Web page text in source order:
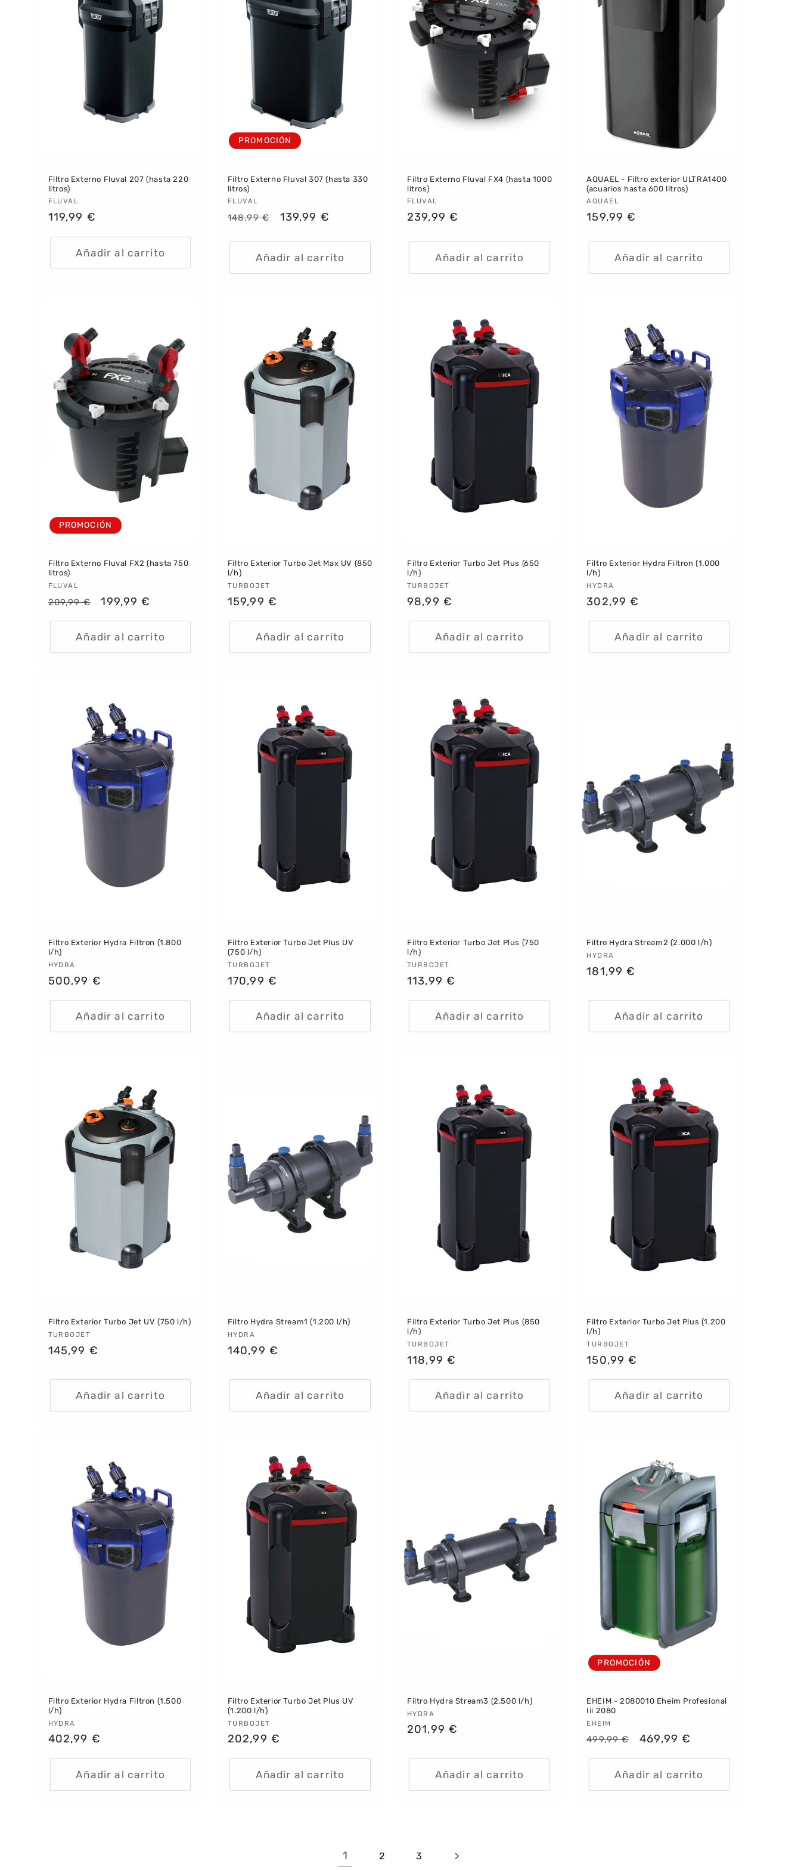
Filtro Externo Fluval 207 (hasta 220
litros)
Proveedor:
FLUVAL
Precio
119,99 €
Añadir al carrito
PROMOCIÓN
Filtro Externo Fluval 307 (hasta 330
litros)
Proveedor:
FLUVAL
Precio
148,99 €
Precio
139,99 €
Añadir al carrito
Filtro Externo Fluval FX4 (hasta 1000
litros)
Proveedor:
FLUVAL
Precio
239,99 €
Añadir al carrito
AQUAEL - Filtro exterior ULTRA1400
(acuarios hasta 600 litros)
Proveedor:
AQUAEL
Precio
159,99 €
Añadir al carrito
PROMOCIÓN
Filtro Externo Fluval FX2 (hasta 750
litros)
Proveedor:
FLUVAL
Precio
209,99 €
Precio
oferta
199,99 €
Añadir al carrito
Filtro Exterior Turbo Jet Max UV (850
l/h)
Proveedor:
TURBOJET
Precio
159,99 €
Añadir al carrito
Filtro Exterior Turbo Jet Plus (650
l/h)
Proveedor:
TURBOJET
Precio
98,99 €
Añadir al carrito
Filtro Exterior Hydra Filtron (1.000
l/h)
Proveedor:
HYDRA
Precio
302,99 €
Añadir al carrito
Filtro Exterior Hydra Filtron (1.800
l/h)
Proveedor:
HYDRA
Precio
500,99 €
Añadir al carrito
Filtro Exterior Turbo Jet Plus UV
(750 l/h)
Proveedor:
TURBOJET
Precio
170,99 €
Añadir al carrito
Filtro Exterior Turbo Jet Plus (750
l/h)
Proveedor:
TURBOJET
Precio
113,99 €
Añadir al carrito
Filtro Hydra Stream2 (2.000 l/h)
Proveedor:
HYDRA
Precio
181,99 €
Añadir al carrito
Filtro Exterior Turbo Jet UV (750 l/h)
Proveedor:
TURBOJET
Precio
145,99 €
Añadir al carrito
Filtro Hydra Stream1 (1.200 l/h)
Proveedor:
HYDRA
Precio
140,99 €
Añadir al carrito
Filtro Exterior Turbo Jet Plus (850
l/h)
Proveedor:
TURBOJET
Precio
118,99 €
Añadir al carrito
Filtro Exterior Turbo Jet Plus (1.200
l/h)
Proveedor:
TURBOJET
Precio
150,99 €
Añadir al carrito
Filtro Exterior Hydra Filtron (1.500
l/h)
Proveedor:
HYDRA
Precio
402,99 €
Añadir al carrito
Filtro Exterior Turbo Jet Plus UV
(1.200 l/h)
Proveedor:
TURBOJET
Precio
202,99 €
Añadir al carrito
Filtro Hydra Stream3 (2.500 l/h)
Proveedor:
HYDRA
Precio
201,99 €
Añadir al carrito
PROMOCIÓN
EHEIM - 2080010 Eheim Profesional
Iii 2080
Proveedor:
EHEIM
Precio
499,99 €
Precio
oferta
469,99 €
Añadir al carrito
1 2 3